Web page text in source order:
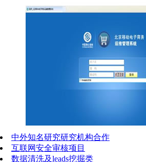
中外知名研究研究机构合作
互联网安全审核项目
数据清洗及leads挖掘类